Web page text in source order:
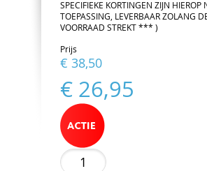
SPECIFIEKE KORTINGEN ZIJN HIEROP
TOEPASSING, LEVERBAAR ZOLANG
VOORRAAD STREKT *** )
Prijs
€ 38,50
€ 26,95